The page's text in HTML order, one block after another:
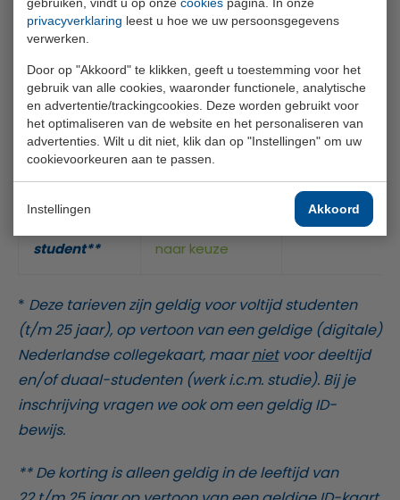
privacyverklaring leest u hoe we uw persoonsgegevens
verwerken.
Door op "Akkoord" te klikken, geeft u toestemming voor het
gebruik van alle cookies, waaronder functionele, analytische
en advertentie/trackingcookies. Deze worden gebruikt voor
het optimaliseren van de website en het personaliseren van
advertenties. Wilt u dit niet, klik dan op "Instellingen" om uw
cookievoorkeuren aan te passen.
Instellingen Akkoord
jaar spelen
Jeugd 15 t/m
21 jaar
€ 330,-
Onbeperkt
spelen
22 t/m 25
jaarStudent*
€ 425,-
Onbeperkt
spelen
22 t/m 25
student**
naar keuze
* Deze tarieven zijn geldig voor voltijd studenten
(t/m 25 jaar), op vertoon van een geldige (digitale)
Nederlandse collegekaart, maarnietvoor deeltijd
en/of duaal-studenten (werk i.c.m. studie). Bij je
inschrijving vragen we ook om een geldig ID-
bewijs.
** De korting is alleen geldig in de leeftijd van